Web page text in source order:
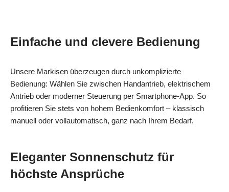
Einfache und clevere Bedienung
Unsere Markisen überzeugen durch unkomplizierte
Bedienung: Wählen Sie zwischen Handantrieb, elektrischem
Antrieb oder moderner Steuerung per Smartphone‑App. So
profitieren Sie stets von hohem Bedienkomfort – klassisch
manuell oder vollautomatisch, ganz nach Ihrem Bedarf.
Eleganter Sonnenschutz für
höchste Ansprüche